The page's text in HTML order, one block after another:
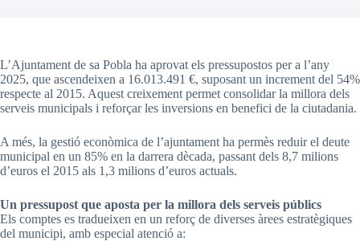
L’Ajuntament de sa Pobla ha aprovat els pressupostos per a l’any
2025, que ascendeixen a 16.013.491 €, suposant un increment del 54%
respecte al 2015. Aquest creixement permet consolidar la millora dels
serveis municipals i reforçar les inversions en benefici de la ciutadania.
A més, la gestió econòmica de l’ajuntament ha permès reduir el deute
municipal en un 85% en la darrera dècada, passant dels 8,7 milions
d’euros el 2015 als 1,3 milions d’euros actuals.
Un pressupost que aposta per la millora dels serveis públics
Els comptes es tradueixen en un reforç de diverses àrees estratègiques
del municipi, amb especial atenció a: